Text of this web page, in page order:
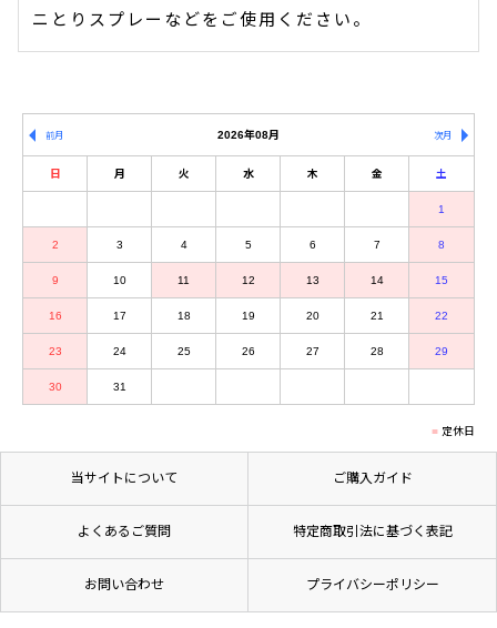
ニとりスプレーなどをご使用ください。
2026年08月
前月 次月
日 月 火 水 木 金 土
1
2 3 4 5 6 7 8
9 10 11 12 13 14 15
16 17 18 19 20 21 22
23 24 25 26 27 28 29
30 31
定休日
当サイトについて ご購入ガイド
よくあるご質問 特定商取引法に基づく表記
お問い合わせ プライバシーポリシー